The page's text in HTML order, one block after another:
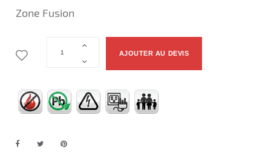
Zone Fusion
AJOUTER AU DEVIS